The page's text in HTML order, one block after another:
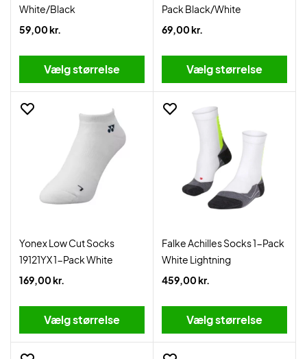
White/Black
59,00 kr.
Vælg størrelse
Pack Black/White
69,00 kr.
Vælg størrelse
Yonex Low Cut Socks
19121YX 1-Pack White
169,00 kr.
Vælg størrelse
Falke Achilles Socks 1-Pack
White Lightning
459,00 kr.
Vælg størrelse